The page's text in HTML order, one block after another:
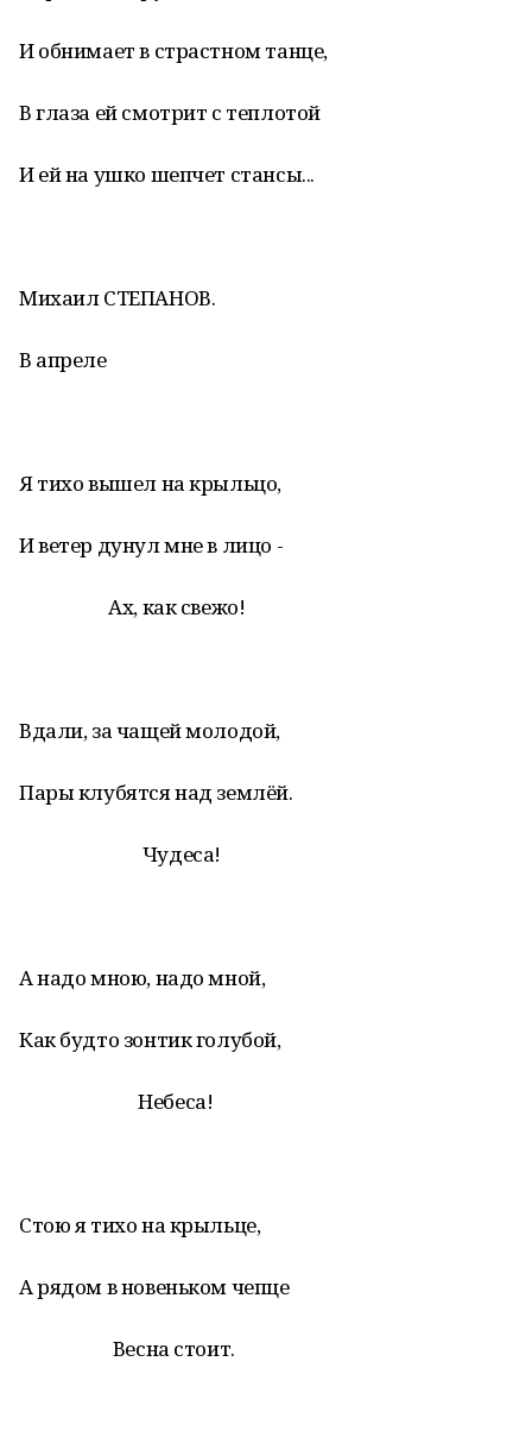
И обнимает в страстном танце,
В глаза ей смотрит с теплотой
И ей на ушко шепчет стансы...
Михаил СТЕПАНОВ.
В апреле
Я тихо вышел на крыльцо,
И ветер дунул мне в лицо -
Ах, как свежо!
Вдали, за чащей молодой,
Пары клубятся над землёй.
Чудеса!
А надо мною, надо мной,
Как будто зонтик голубой,
Небеса!
Стою я тихо на крыльце,
А рядом в новеньком чепце
Весна стоит.